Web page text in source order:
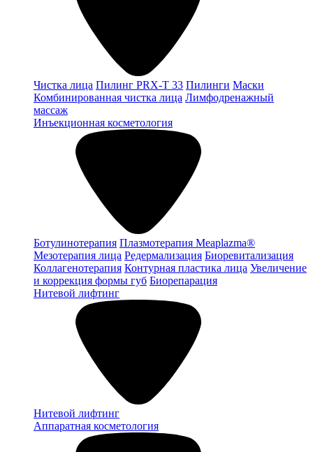
Чистка лица Пилинг PRX-T 33 Пилинги Маски
Комбинированная чистка лица Лимфодренажный
массаж
Инъекционная косметология
Ботулинотерапия Плазмотерапия Meaplazma®
Мезотерапия лица Редермализация Биоревитализация
Коллагенотерапия Контурная пластика лица Увеличение
и коррекция формы губ Биорепарация
Нитевой лифтинг
Нитевой лифтинг
Аппаратная косметология